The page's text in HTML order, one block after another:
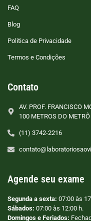
FAQ
Blog
Politica de Privacidade
Termos e Condições
Contato
AV. PROF. FRANCISCO
100 METROS DO
(11) 3742-2216
Agende seu exame
Segunda a sexta: 07:00 às
Sábados: 07:00 às 12:00 h.
Domingos e Feriados: